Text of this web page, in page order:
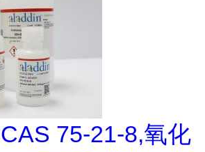
75-21-8,氧化